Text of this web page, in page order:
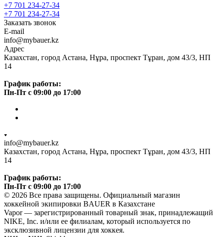
+7 701 234-27-34
+7 701 234-27-34
Заказать звонок
E-mail
info@mybauer.kz
Адрес
Казахстан, город Астана, Нұра, проспект Тұран, дом 43/3, НП
14
График работы:
Пн-Пт с 09:00 до 17:00
info@mybauer.kz
Казахстан, город Астана, Нұра, проспект Тұран, дом 43/3, НП
14
График работы:
Пн-Пт с 09:00 до 17:00
© 2026 Все права защищены. Официальный магазин
хоккейной экипировки BAUER в Казахстане
Vapor — зарегистрированный товарный знак, принадлежащий
NIKE, Inc. и/или ее филиалам, который используется по
эксклюзивной лицензии для хоккея.